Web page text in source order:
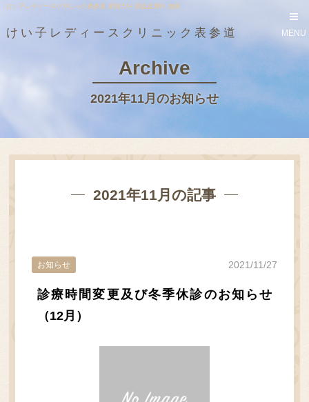
けい子レディースクリニック表参道 産婦人科 美容皮膚科 女医
けい子レディースクリニック表参道 MENU
Archive
2021年11月のお知らせ
2021年11月の記事
診療時間変更及び冬季休診のお知らせ
（12月）
お知らせ 2021/11/27